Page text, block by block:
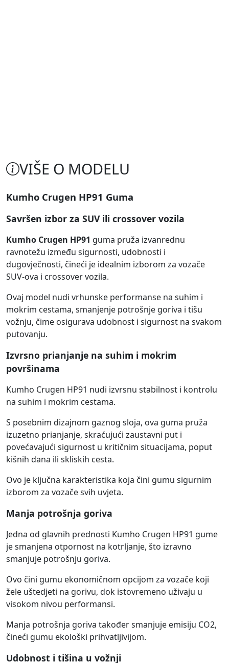
VIŠE O MODELU
Kumho Crugen HP91 Guma
Savršen izbor za SUV ili crossover vozila
Kumho Crugen HP91 guma pruža izvanrednu
ravnotežu između sigurnosti, udobnosti i
dugovječnosti, čineći je idealnim izborom za vozače
SUV-ova i crossover vozila.
Ovaj model nudi vrhunske performanse na suhim i
mokrim cestama, smanjenje potrošnje goriva i tišu
vožnju, čime osigurava udobnost i sigurnost na svakom
putovanju.
Izvrsno prianjanje na suhim i mokrim
površinama
Kumho Crugen HP91 nudi izvrsnu stabilnost i kontrolu
na suhim i mokrim cestama.
S posebnim dizajnom gaznog sloja, ova guma pruža
izuzetno prianjanje, skraćujući zaustavni put i
povećavajući sigurnost u kritičnim situacijama, poput
kišnih dana ili skliskih cesta.
Ovo je ključna karakteristika koja čini gumu sigurnim
izborom za vozače svih uvjeta.
Manja potrošnja goriva
Jedna od glavnih prednosti Kumho Crugen HP91 gume
je smanjena otpornost na kotrljanje, što izravno
smanjuje potrošnju goriva.
Ovo čini gumu ekonomičnom opcijom za vozače koji
žele uštedjeti na gorivu, dok istovremeno uživaju u
visokom nivou performansi.
Manja potrošnja goriva također smanjuje emisiju CO2,
čineći gumu ekološki prihvatljivijom.
Udobnost i tišina u vožnji